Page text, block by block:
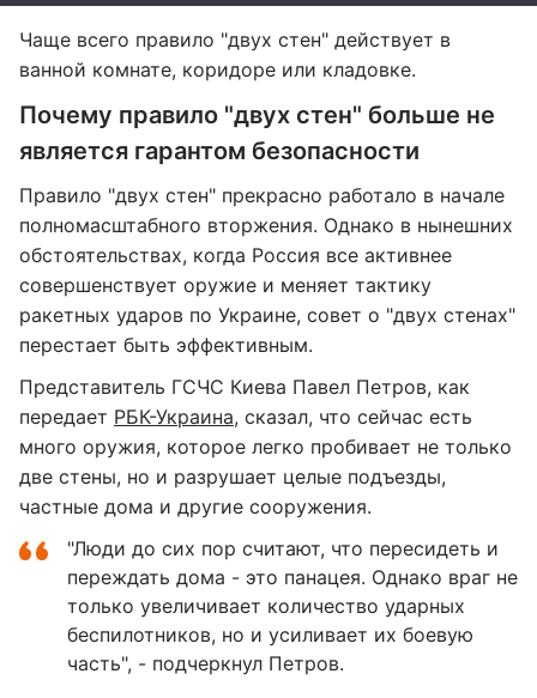
Чаще всего правило "двух стен" действует в
ванной комнате, коридоре или кладовке.
Почему правило "двух стен" больше не
является гарантом безопасности
Правило "двух стен" прекрасно работало в начале
полномасштабного вторжения. Однако в нынешних
обстоятельствах, когда Россия все активнее
совершенствует оружие и меняет тактику
ракетных ударов по Украине, совет о "двух стенах"
перестает быть эффективным.
Представитель ГСЧС Киева Павел Петров, как
передает РБК-Украина, сказал, что сейчас есть
много оружия, которое легко пробивает не только
две стены, но и разрушает целые подъезды,
частные дома и другие сооружения.
"Люди до сих пор считают, что пересидеть и
переждать дома - это панацея. Однако враг не
только увеличивает количество ударных
беспилотников, но и усиливает их боевую
часть", - подчеркнул Петров.